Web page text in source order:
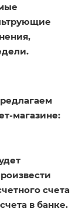
магазине:
счета
в банке.